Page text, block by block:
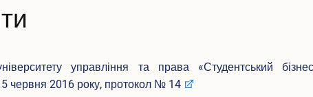
управління та права «Студентський
2016 року, протокол № 14